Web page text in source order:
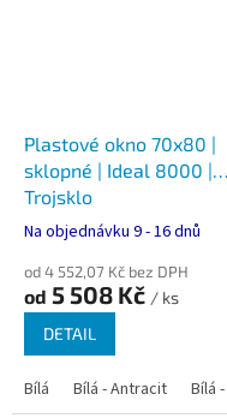
Plastové okno 70x80 |
sklopné | Ideal 8000 |
Trojsklo
Na objednávku 9 - 16 dnů
od 4 552,07 Kč bez DPH
od 5 508 Kč / ks
DETAIL
Bílá Bílá - Antracit Bílá